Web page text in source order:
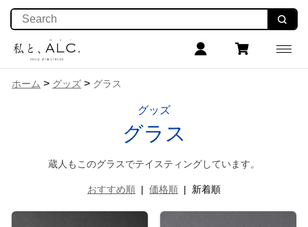
ホーム > グッズ > グラス
グッズ
グラス
蔵人もこのグラスでテイスティングしています。
おすすめ順 | 価格順 | 新着順